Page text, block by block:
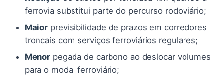
ferrovia substitui parte do percurso rodoviário;
Maior previsibilidade de prazos em corredores
troncais com serviços ferroviários regulares;
Menor pegada de carbono ao deslocar volumes
para o modal ferroviário;